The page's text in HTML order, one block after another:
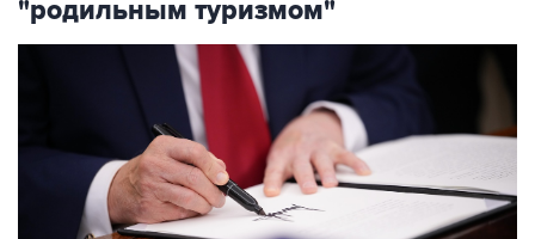
"родильным туризмом"